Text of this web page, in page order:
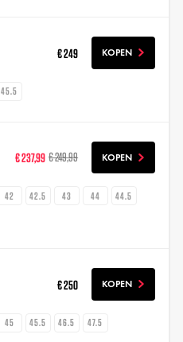
€ 249 KOPEN
45.5
€ 237,99 € 249,99 KOPEN
42 42.5 43 44
44.5
€ 250 KOPEN
45 45.5 46.5 47.5